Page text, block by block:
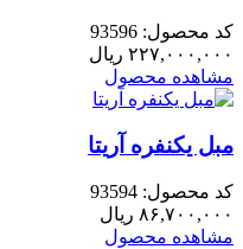
کد محصول: 93596
۲۲۷,۰۰۰,۰۰۰ ریال
مشاهده محصول
مبل یکنفره آریتا
کد محصول: 93594
۸۶,۷۰۰,۰۰۰ ریال
مشاهده محصول